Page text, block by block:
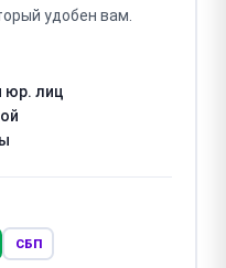
удобен вам.
юр. лиц
СБП